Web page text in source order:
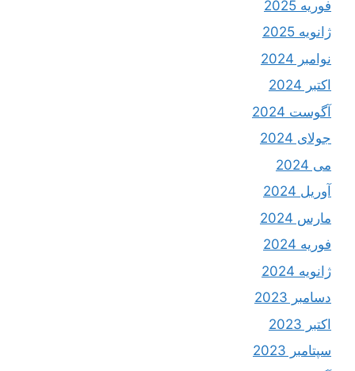
فوریه 2025
ژانویه 2025
نوامبر 2024
اکتبر 2024
آگوست 2024
جولای 2024
می 2024
آوریل 2024
مارس 2024
فوریه 2024
ژانویه 2024
دسامبر 2023
اکتبر 2023
سپتامبر 2023